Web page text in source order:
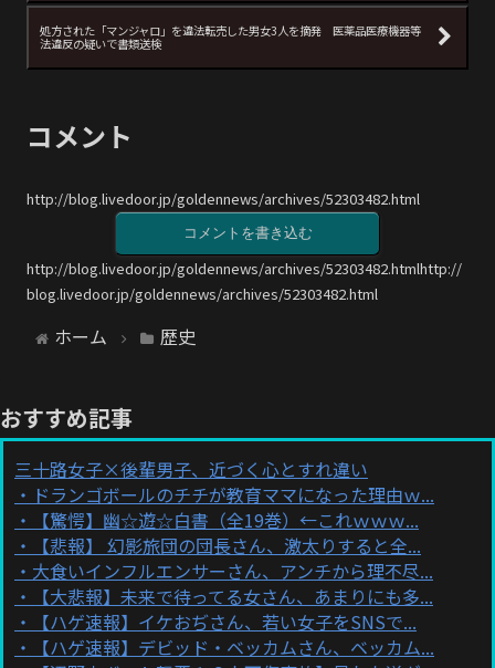
処方された「マンジャロ」を違法転売した男女3人を摘発 医薬品医療機器等
法違反の疑いで書類送検
コメント
http://blog.livedoor.jp/goldennews/archives/52303482.html
コメントを書き込む
http://blog.livedoor.jp/goldennews/archives/52303482.htmlhttp://
blog.livedoor.jp/goldennews/archives/52303482.html
ホーム 歴史
おすすめ記事
三十路女子×後輩男子、近づく心とすれ違い
ドランゴボールのチチが教育ママになった理由ｗ...
【驚愕】幽☆遊☆白書（全19巻）←これｗｗｗ...
【悲報】 幻影旅団の団長さん、激太りすると全...
大食いインフルエンサーさん、アンチから理不尽...
【大悲報】未来で待ってる女さん、あまりにも多...
【ハゲ速報】イケおぢさん、若い女子をSNSで...
【ハゲ速報】デビッド・ベッカムさん、ベッカム...